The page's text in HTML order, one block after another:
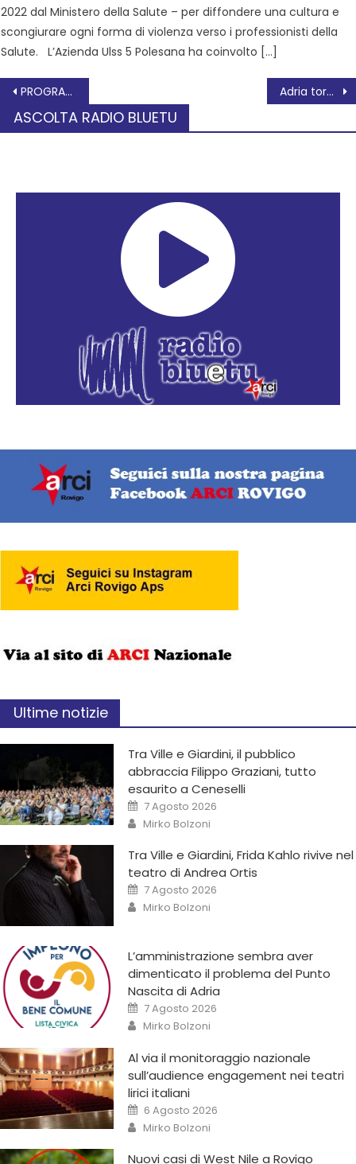
2022 dal Ministero della Salute – per diffondere una cultura e
scongiurare ogni forma di violenza verso i professionisti della
Salute. L’Azienda Ulss 5 Polesana ha coinvolto […]
PROGRAMMA SETTIMANALE 06/12/21 – 12/12/21 ARCI ROVIGO Adria torna più verde per la sua comunità. Lo annuncia il primo cittadino Omar Barbierato.
ASCOLTA RADIO BLUETU
Ultime notizie
Tra Ville e Giardini, il pubblico
abbraccia Filippo Graziani, tutto
esaurito a Ceneselli
7 Agosto 2026
Mirko Bolzoni
Tra Ville e Giardini, Frida Kahlo rivive nel
teatro di Andrea Ortis
7 Agosto 2026
Mirko Bolzoni
L’amministrazione sembra aver
dimenticato il problema del Punto
Nascita di Adria
7 Agosto 2026
Mirko Bolzoni
Al via il monitoraggio nazionale
sull’audience engagement nei teatri
lirici italiani
6 Agosto 2026
Mirko Bolzoni
Nuovi casi di West Nile a Rovigo